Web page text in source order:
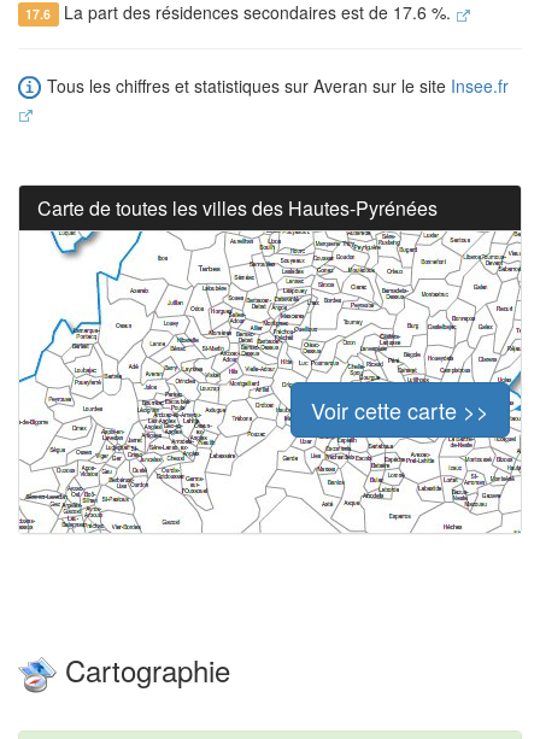
17.6 La part des résidences secondaires est de 17.6 %.
Tous les chiffres et statistiques sur Averan sur le site Insee.fr
Carte de toutes les villes des Hautes-Pyrénées
Voir cette carte >>
Cartographie